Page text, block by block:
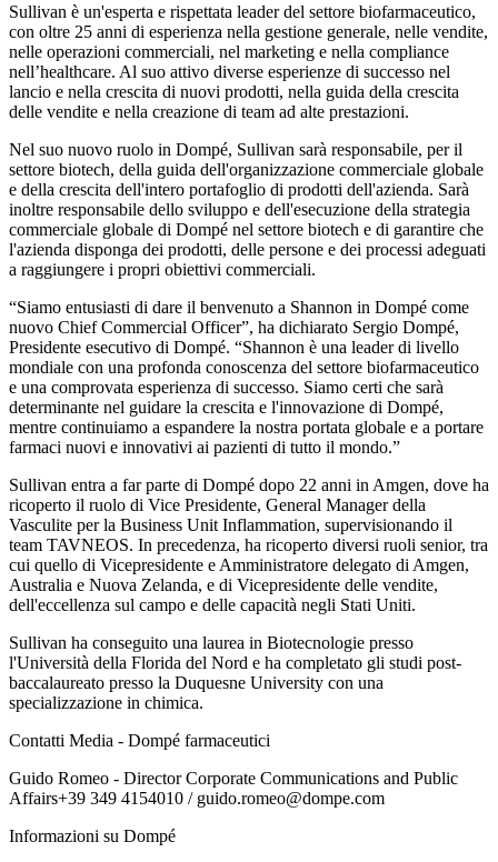
Sullivan è un'esperta e rispettata leader del settore biofarmaceutico,
con oltre 25 anni di esperienza nella gestione generale, nelle vendite,
nelle operazioni commerciali, nel marketing e nella compliance
nell’healthcare. Al suo attivo diverse esperienze di successo nel
lancio e nella crescita di nuovi prodotti, nella guida della crescita
delle vendite e nella creazione di team ad alte prestazioni.
Nel suo nuovo ruolo in Dompé, Sullivan sarà responsabile, per il
settore biotech, della guida dell'organizzazione commerciale globale
e della crescita dell'intero portafoglio di prodotti dell'azienda. Sarà
inoltre responsabile dello sviluppo e dell'esecuzione della strategia
commerciale globale di Dompé nel settore biotech e di garantire che
l'azienda disponga dei prodotti, delle persone e dei processi adeguati
a raggiungere i propri obiettivi commerciali.
“Siamo entusiasti di dare il benvenuto a Shannon in Dompé come
nuovo Chief Commercial Officer”, ha dichiarato Sergio Dompé,
Presidente esecutivo di Dompé. “Shannon è una leader di livello
mondiale con una profonda conoscenza del settore biofarmaceutico
e una comprovata esperienza di successo. Siamo certi che sarà
determinante nel guidare la crescita e l'innovazione di Dompé,
mentre continuiamo a espandere la nostra portata globale e a portare
farmaci nuovi e innovativi ai pazienti di tutto il mondo.”
Sullivan entra a far parte di Dompé dopo 22 anni in Amgen, dove ha
ricoperto il ruolo di Vice Presidente, General Manager della
Vasculite per la Business Unit Inflammation, supervisionando il
team TAVNEOS. In precedenza, ha ricoperto diversi ruoli senior, tra
cui quello di Vicepresidente e Amministratore delegato di Amgen,
Australia e Nuova Zelanda, e di Vicepresidente delle vendite,
dell'eccellenza sul campo e delle capacità negli Stati Uniti.
Sullivan ha conseguito una laurea in Biotecnologie presso
l'Università della Florida del Nord e ha completato gli studi post-
baccalaureato presso la Duquesne University con una
specializzazione in chimica.
Contatti Media - Dompé farmaceutici
Guido Romeo - Director Corporate Communications and Public
Affairs+39 349 4154010 / guido.romeo@dompe.com
Informazioni su Dompé